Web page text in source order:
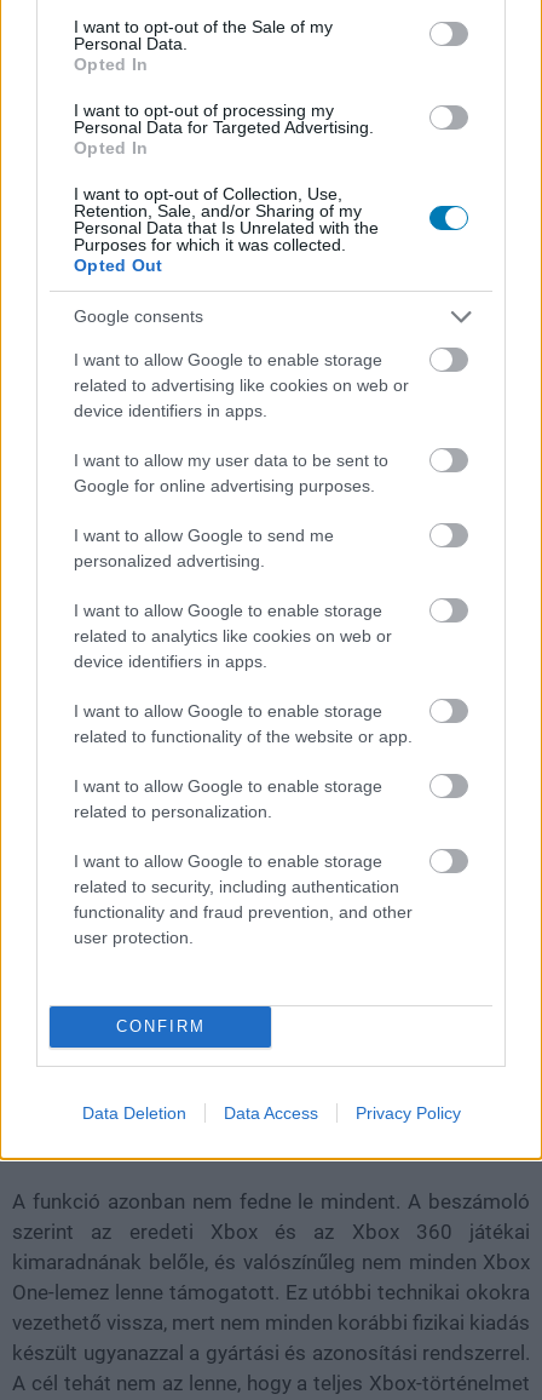
consent section.
I want to opt-out of the Sale of my
Personal Data.
Opted In
I want to opt-out of processing my
Personal Data for Targeted Advertising.
Opted In
I want to opt-out of Collection, Use,
Retention, Sale, and/or Sharing of my
Personal Data that Is Unrelated with the
Purposes for which it was collected.
Opted Out
Google consents
I want to allow Google to enable storage
related to advertising like cookies on web or
device identifiers in apps.
I want to allow my user data to be sent to
Google for online advertising purposes.
I want to allow Google to send me
personalized advertising.
I want to allow Google to enable storage
related to analytics like cookies on web or
device identifiers in apps.
I want to allow Google to enable storage
related to functionality of the website or app.
I want to allow Google to enable storage
related to personalization.
I want to allow Google to enable storage
related to security, including authentication
functionality and fraud prevention, and other
user protection.
CONFIRM
Data Deletion Data Access Privacy Policy
gyártását, máris befutott egy érdekes hír az Xbox háza
tájáról. A The Verge értesülése szerint a Microsoft belső
teszteken már próbálgat egy olyan rendszert, amely
digitális jogosultságot adna a játékosok fizikai Xbox-
lemezeihez. Magyarul: ha valakinek megvan egy
támogatott Xbox One- vagy Xbox Series X-játéka
lemezen, azt a rendszer digitális formában is
hozzáköthetné a fiókjához. Fontos, hogy ez egyelőre nem
hivatalosan bejelentett funkció, hanem iparági értesülés.
A beszámoló szerint a Microsoft még csak teszteli a
hónapokban beszélhet róla nyilvánosan. Az időzítés
viszont így is beszédes, mert a PlayStation lemezes
hirtelen az egész konzolpiac egyik legfontosabb témája
A rendszer lényege az lenne, hogy a lemez ne egyszerűen
telepítőként működjön, hanem digitális jogosultságot is
aktiváljon. A The Verge szerint a digitális példány a fizikai
lemezhez kapcsolódna, vagyis a Microsoft ezzel
megakadályozná, hogy valaki telepítse a játékot, majd
továbbadja a lemezt egy ismerősnek, miközben
mindketten ugyanabból az egy példányból játszanak. Ha
ahhoz a rendszerhez és fiókhoz igazodhatna. Ez a
megoldás azért lehet fontos, mert elvileg megőrizné a
fizikai játékok egyik legnagyobb előnyét: a lemezek
továbbra is eladhatók vagy becserélhetők
maradhatnának. A teljesen digitális vásárlásnál a játék
örökre a fiókhoz kötődik, a lemezes verziónál viszont
digitalizálást, hogy a jogosultság a lemez mozgását
A funkció azonban nem fedne le mindent. A beszámoló
szerint az eredeti Xbox és az Xbox 360 játékai
kimaradnának belőle, és valószínűleg nem minden Xbox
One-lemez lenne támogatott. Ez utóbbi technikai okokra
vezethető vissza, mert nem minden korábbi fizikai kiadás
készült ugyanazzal a gyártási és azonosítási rendszerrel.
A cél tehát nem az lenne, hogy a teljes Xbox-történelmet